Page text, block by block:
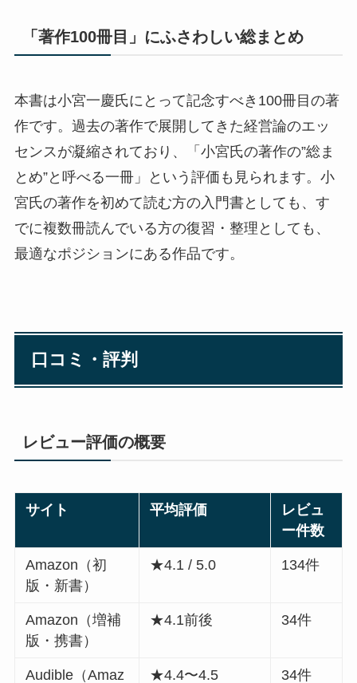
「著作100冊目」にふさわしい総まとめ
本書は小宮一慶氏にとって記念すべき100冊目の著
作です。過去の著作で展開してきた経営論のエッ
センスが凝縮されており、「小宮氏の著作の”総ま
とめ”と呼べる一冊」という評価も見られます。小
宮氏の著作を初めて読む方の入門書としても、す
でに複数冊読んでいる方の復習・整理としても、
最適なポジションにある作品です。
口コミ・評判
レビュー評価の概要
サイト 平均評価
レビュ
ー件数
Amazon（初
版・新書）
★4.1 / 5.0 134件
Amazon（増補
版・携書）
★4.1前後 34件
Audible（Amaz ★4.4〜4.5 34件